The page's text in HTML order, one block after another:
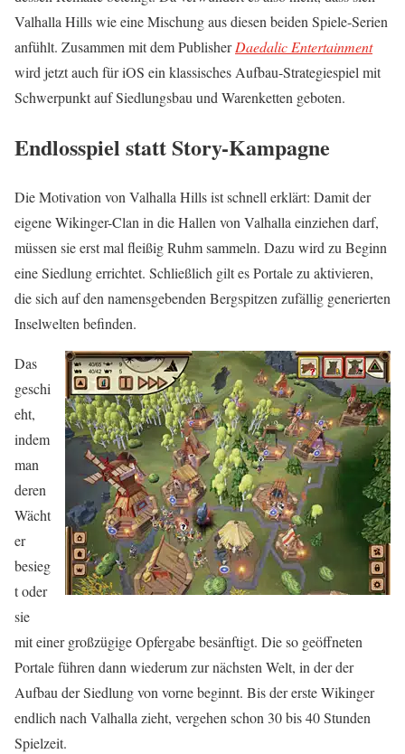
Valhalla Hills wie eine Mischung aus diesen beiden Spiele-Serien
anfühlt. Zusammen mit dem PublisherDaedalic Entertainment
wird jetzt auch für iOS ein klassisches Aufbau-Strategiespiel mit
Schwerpunkt auf Siedlungsbau und Warenketten geboten.
Endlosspiel statt Story-Kampagne
Die Motivation von Valhalla Hills ist schnell erklärt: Damit der
eigene Wikinger-Clan in die Hallen von Valhalla einziehen darf,
müssen sie erst mal fleißig Ruhm sammeln. Dazu wird zu Beginn
eine Siedlung errichtet. Schließlich gilt es Portale zu aktivieren,
die sich auf den namensgebenden Bergspitzen zufällig generierten
Inselwelten befinden.
Das
geschi
eht,
indem
man
deren
Wächt
er
besieg
t oder
sie
mit einer großzügige Opfergabe besänftigt. Die so geöffneten
Portale führen dann wiederum zur nächsten Welt, in der der
Aufbau der Siedlung von vorne beginnt. Bis der erste Wikinger
endlich nach Valhalla zieht, vergehen schon 30 bis 40 Stunden
Spielzeit.